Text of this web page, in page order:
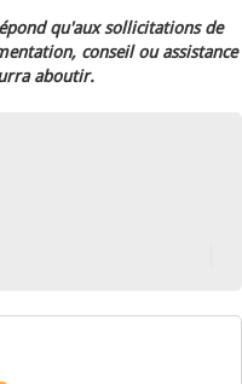
qu'aux sollicitations de
conseil ou assistance
aboutir.